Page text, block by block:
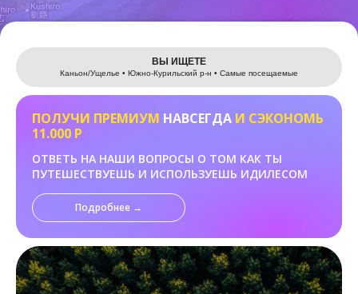
Leaflet
ВЫ ИЩЕТЕ
Каньон/Ущелье • Южно-Курильский р-н • Самые посещаемые
ПОЛУЧИ ПРЕМИУМ НАВСЕГДА И СЭКОНОМЬ
11.000 Р
ОТВЕТЬ НА НАШИ ВОПРОСЫ О ТОМ КАК ТЫ
ПУТЕШЕСТВУЕШЬ И ИСПОЛЬЗУЕШЬ ИДИЛЕСОМ
Подробнее →